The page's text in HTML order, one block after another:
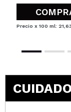
Precio x 100 ml: